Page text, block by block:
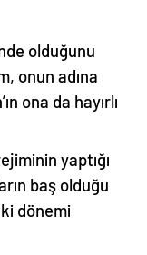
olduğunu
onun adına
ona da hayırlı
yaptığı
baş olduğu
dönemi